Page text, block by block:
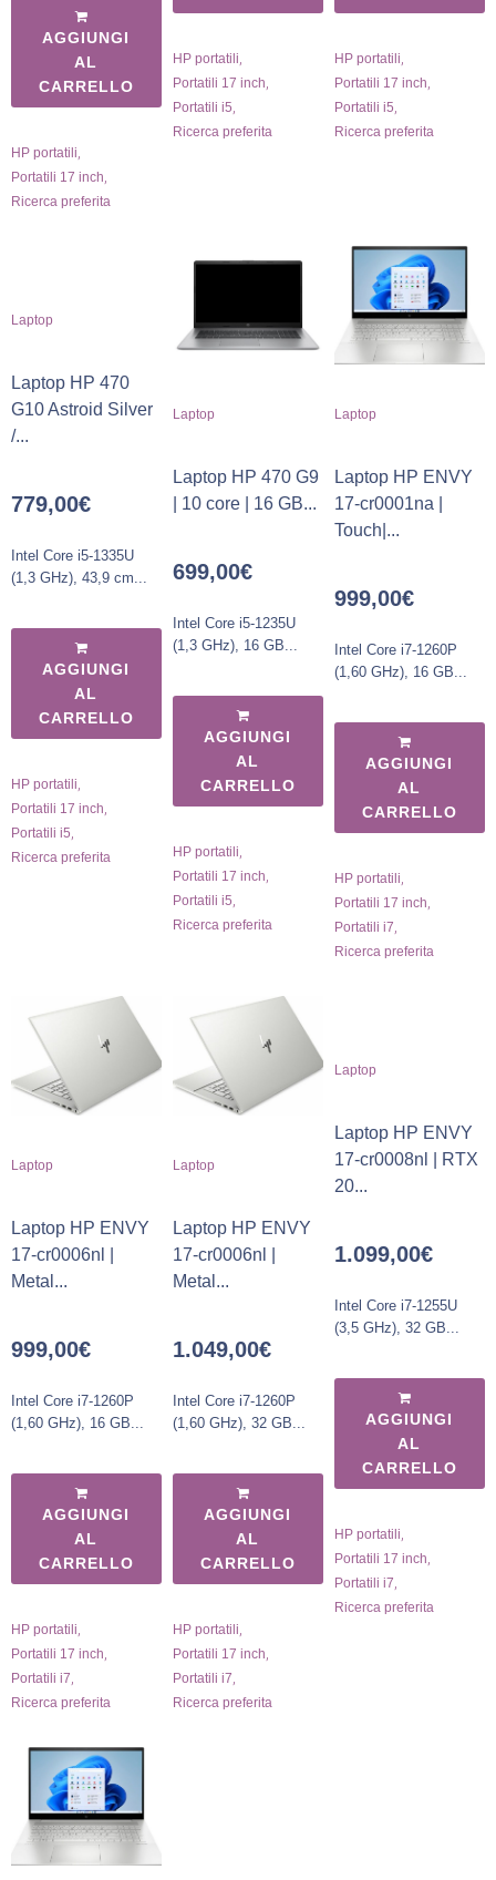
AGGIUNGI
AL
CARRELLO
HP portatili
Portatili 17 inch
Ricerca preferita
HP portatili
Portatili 17 inch
Portatili i5
Ricerca preferita
HP portatili
Portatili 17 inch
Portatili i5
Ricerca preferita
Laptop
Laptop HP 470
G10 Astroid Silver
/...
779,00€
Intel Core i5-1335U
(1,3 GHz), 43,9 cm...
AGGIUNGI
AL
CARRELLO
HP portatili
Portatili 17 inch
Portatili i5
Ricerca preferita
Laptop
Laptop HP 470 G9
| 10 core | 16 GB...
699,00€
Intel Core i5-1235U
(1,3 GHz), 16 GB...
AGGIUNGI
AL
CARRELLO
HP portatili,
Portatili 17 inch,
Portatili i5,
Ricerca preferita
Laptop
Laptop HP ENVY
17-cr0001na |
Touch|...
999,00€
Intel Core i7-1260P
(1,60 GHz), 16 GB...
AGGIUNGI
AL
CARRELLO
HP portatili,
Portatili 17 inch,
Portatili i7,
Ricerca preferita
Laptop
Laptop HP ENVY
17-cr0006nl |
Metal...
999,00€
Intel Core i7-1260P
(1,60 GHz), 16 GB...
AGGIUNGI
AL
CARRELLO
HP portatili
Portatili 17 inch
Portatili i7
Ricerca preferita
Laptop
Laptop HP ENVY
17-cr0006nl |
Metal...
1.049,00€
Intel Core i7-1260P
(1,60 GHz), 32 GB...
AGGIUNGI
AL
CARRELLO
HP portatili
Portatili 17 inch
Portatili i7
Ricerca preferita
Laptop
Laptop HP ENVY
17-cr0008nl | RTX
20...
1.099,00€
Intel Core i7-1255U
(3,5 GHz), 32 GB...
AGGIUNGI
AL
CARRELLO
HP portatili,
Portatili 17 inch,
Portatili i7,
Ricerca preferita